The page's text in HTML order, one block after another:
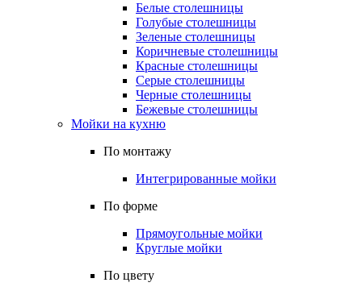
Белые столешницы
Голубые столешницы
Зеленые столешницы
Коричневые столешницы
Красные столешницы
Серые столешницы
Черные столешницы
Бежевые столешницы
Мойки на кухню
По монтажу
Интегрированные мойки
По форме
Прямоугольные мойки
Круглые мойки
По цвету